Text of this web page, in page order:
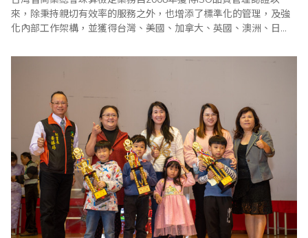
來，除秉持親切有效率的服務之外，也增添了標準化的管理，及強
化內部工作架構，並獲得台灣、美國、加拿大、英國、澳洲、日
陸等地的認同並加入省商總會組織，參加珠算心算鑑定，深獲好